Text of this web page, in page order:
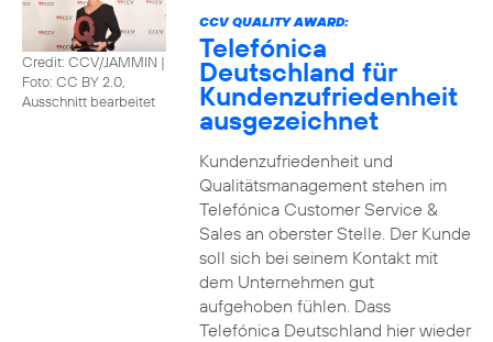
Credit: CCV/JAMMIN |
Foto: CC BY 2.0,
Ausschnitt bearbeitet
CCV QUALITY AWARD:
Telefónica
Deutschland für
Kundenzufriedenheit
ausgezeichnet
Kundenzufriedenheit und
Qualitätsmanagement stehen im
Telefónica Customer Service &
Sales an oberster Stelle. Der Kunde
soll sich bei seinem Kontakt mit
dem Unternehmen gut
aufgehoben fühlen. Dass
Telefónica Deutschland hier wieder